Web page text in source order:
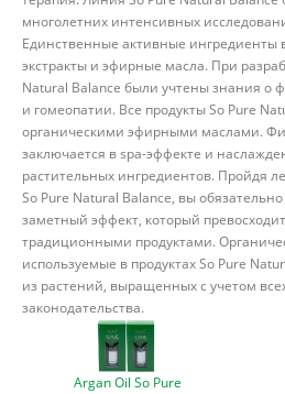
многолетних интенсивных
Единственные активные ингредиенты
экстракты и эфирные масла. При
Natural Balance были учтены знания о
и гомеопатии. Все продукты So Pure
органическими эфирными маслами.
заключается в spa-эффекте и
растительных ингредиентов. Пройдя
So Pure Natural Balance, вы
заметный эффект, который
традиционными продуктами.
используемые в продуктах So Pure
из растений, выращенных с учетом
законодательства.
Argan Oil So Pure